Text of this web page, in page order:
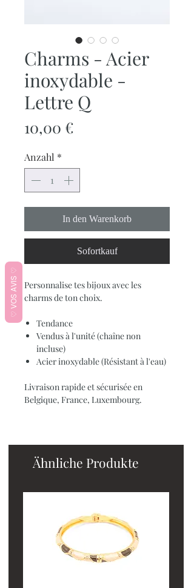
Charms - Acier
inoxydable -
Lettre Q
10,00 €
Anzahl *
In den Warenkorb
Sofortkauf
Personnalise tes bijoux avec les
charms de ton choix.
Tendance
Vendus à l'unité (chaîne non
incluse)
Acier inoxydable (Résistant à l'eau)
Livraison rapide et sécurisée en
Belgique, France, Luxembourg.
Ähnliche Produkte
♡ VOS AVIS ♡